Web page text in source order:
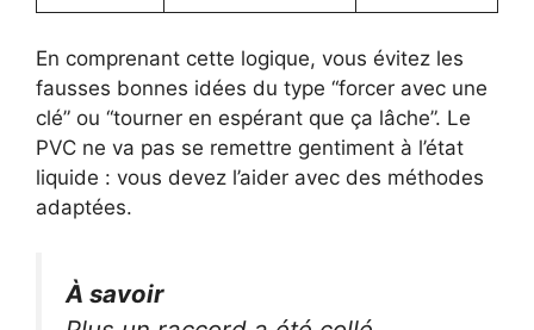
En comprenant cette logique, vous évitez les
fausses bonnes idées du type “forcer avec une
clé” ou “tourner en espérant que ça lâche”. Le
PVC ne va pas se remettre gentiment à l’état
liquide : vous devez l’aider avec des méthodes
adaptées.
À savoir